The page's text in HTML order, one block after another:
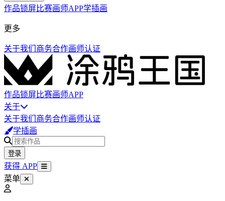
作品锁屏比赛画师APP学插画
更多
关于我们 商务合作画师认证
作品锁屏比赛画师APP
关于
关于我们 商务合作画师认证
学插画
登录
获得 APP
菜单